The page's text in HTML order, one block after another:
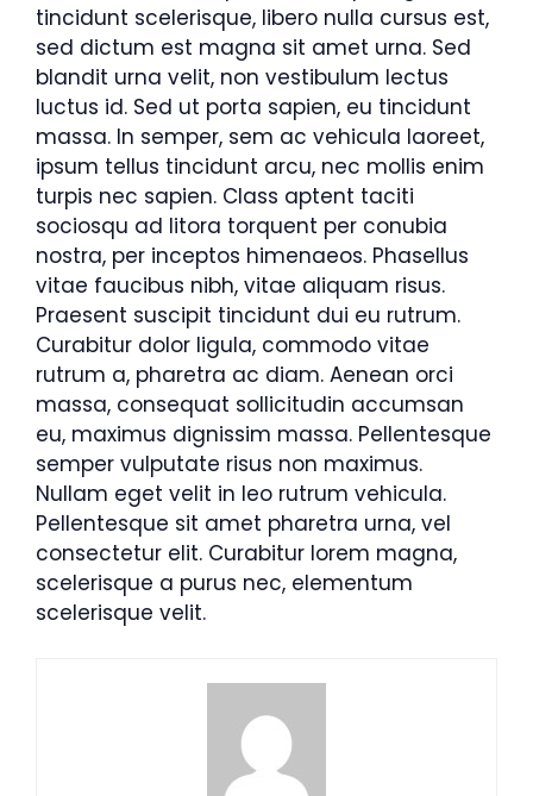
tincidunt scelerisque, libero nulla cursus est,
sed dictum est magna sit amet urna. Sed
blandit urna velit, non vestibulum lectus
luctus id. Sed ut porta sapien, eu tincidunt
massa. In semper, sem ac vehicula laoreet,
ipsum tellus tincidunt arcu, nec mollis enim
turpis nec sapien. Class aptent taciti
sociosqu ad litora torquent per conubia
nostra, per inceptos himenaeos. Phasellus
vitae faucibus nibh, vitae aliquam risus.
Praesent suscipit tincidunt dui eu rutrum.
Curabitur dolor ligula, commodo vitae
rutrum a, pharetra ac diam. Aenean orci
massa, consequat sollicitudin accumsan
eu, maximus dignissim massa. Pellentesque
semper vulputate risus non maximus.
Nullam eget velit in leo rutrum vehicula.
Pellentesque sit amet pharetra urna, vel
consectetur elit. Curabitur lorem magna,
scelerisque a purus nec, elementum
scelerisque velit.